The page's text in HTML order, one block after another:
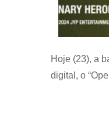
Hoje (23), a
digital, o